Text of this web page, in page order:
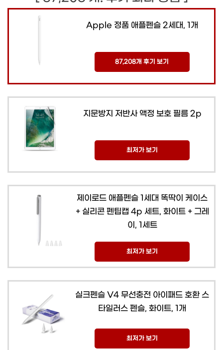
Apple 정품 애플펜슬 2세대, 1개
87,208개 후기 보기
지문방지 저반사 액정 보호 필름 2p
최저가 보기
제이로드 애플펜슬 1세대 똑딱이 케이스
+ 실리콘 펜팁캡 4p 세트, 화이트 + 그레
이, 1세트
최저가 보기
실크펜슬 V4 무선충전 아이패드 호환 스
타일러스 펜슬, 화이트, 1개
최저가 보기